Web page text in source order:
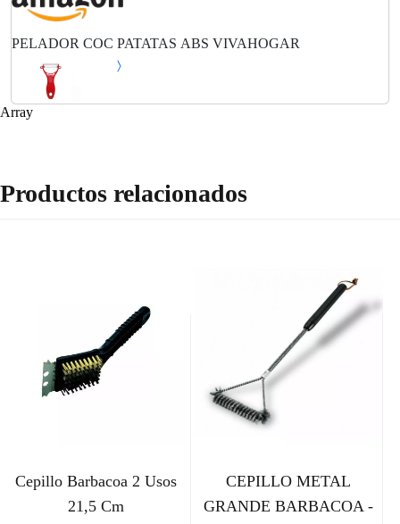
PELADOR COC PATATAS ABS VIVAHOGAR
Array
Productos relacionados
Cepillo Barbacoa 2 Usos
21,5 Cm
CEPILLO METAL
GRANDE BARBACOA -